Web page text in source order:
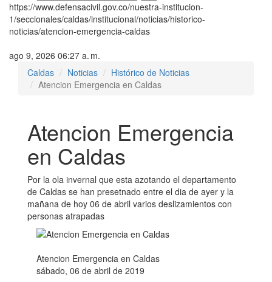
https://www.defensacivil.gov.co/nuestra-institucion-
1/seccionales/caldas/institucional/noticias/historico-
noticias/atencion-emergencia-caldas
ago 9, 2026 06:27 a. m.
Caldas
Noticias
Histórico de Noticias
Atencion Emergencia en Caldas
Atencion Emergencia
en Caldas
Por la ola invernal que esta azotando el departamento
de Caldas se han presetnado entre el dia de ayer y la
mañana de hoy 06 de abril varios deslizamientos con
personas atrapadas
Atencion Emergencia en Caldas
sábado, 06 de abril de 2019